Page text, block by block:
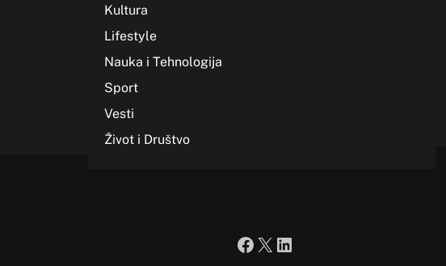
Kultura
Lifestyle
Nauka i Tehnologija
Sport
Vesti
Život i Društvo
Facebook
X LinkedIn